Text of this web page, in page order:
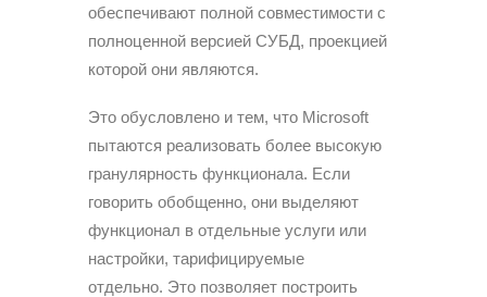
обеспечивают полной совместимости с
полноценной версией СУБД, проекцией
которой они являются.
Это обусловлено и тем, что Microsoft
пытаются реализовать более высокую
гранулярность функционала. Если
говорить обобщенно, они выделяют
функционал в отдельные услуги или
настройки, тарифицируемые
отдельно. Это позволяет построить